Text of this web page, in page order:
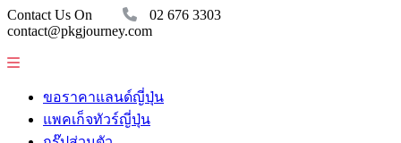
Contact Us On
02 676 3303
contact@pkgjourney.com
ขอราคาแลนด์ญี่ปุ่น
แพคเก็จทัวร์ญี่ปุ่น